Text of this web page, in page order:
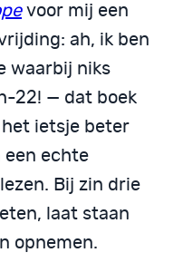
voor mij een
ah, ik ben
waarbij niks
­22! — dat boek
het ietsje beter
een echte
Bij zin drie
laat staan
opnemen.